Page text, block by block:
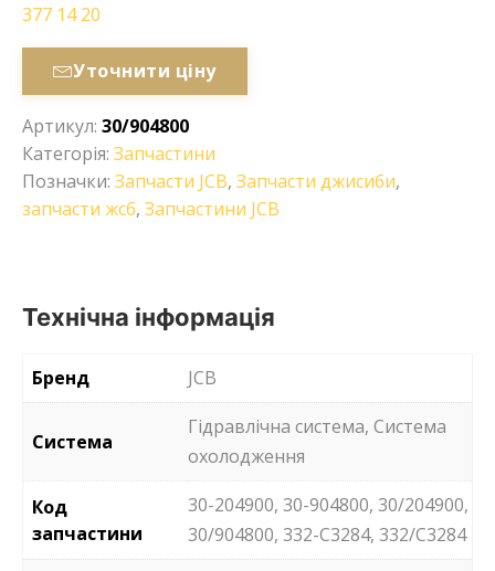
377 14 20
Уточнити ціну
Артикул: 30/904800
Категорія: Запчастини
Позначки: Запчасти JCB, Запчасти джисиби,
запчасти жсб, Запчастини JCB
Технічна інформація
Бренд JCB
Система
Гідравлічна система, Система
охолодження
Код
запчастини
30-204900, 30-904800, 30/204900,
30/904800, 332-C3284, 332/C3284